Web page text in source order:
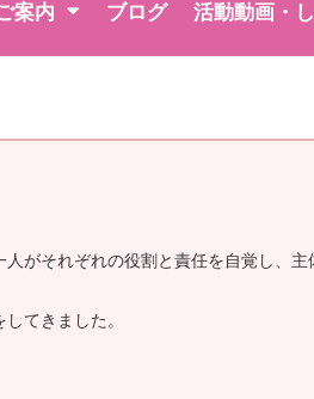
案内 ブログ 活動動画・
がそれぞれの役割と責任を自覚し、
てきました。